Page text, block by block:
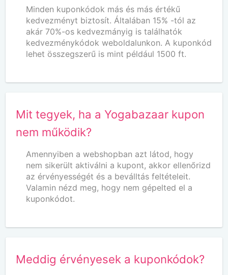
Minden kuponkódok más és más értékű
kedvezményt biztosít. Általában 15% -tól az
akár 70%-os kedvezmányig is találhatók
kedvezménykódok weboldalunkon. A kuponkód
lehet összegszerű is mint például 1500 ft.
Mit tegyek, ha a Yogabazaar kupon
nem működik?
Amennyiben a webshopban azt látod, hogy
nem sikerült aktiválni a kupont, akkor ellenőrizd
az érvényességét és a beválltás feltételeit.
Valamin nézd meg, hogy nem gépelted el a
kuponkódot.
Meddig érvényesek a kuponkódok?